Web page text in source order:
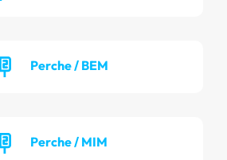
Perche / BEM
Perche / MIM